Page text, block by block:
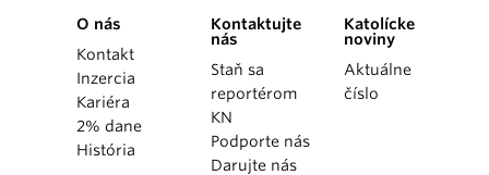
O nás
Kontakt
Inzercia
Kariéra
2% dane
História
Kontaktujte
nás
Staň sa
reportérom
KN
Podporte nás
Darujte nás
Katolícke
noviny
Aktuálne
číslo